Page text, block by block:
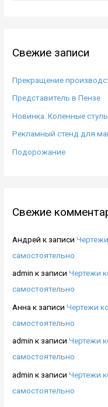
:Свежие записи
Прекращение
Представитель в Пензе
Новинка. Коленные
Рекламный стенд для
Подорожание
Свежие
Андрей к записи
самостоятельно
admin к записиЧертежи
самостоятельно
Анна к записиЧертежи
самостоятельно
admin к записиЧертежи
самостоятельно
admin к записиЧертежи
самостоятельно